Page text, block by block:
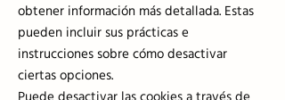
obtener información más detallada. Estas
pueden incluir sus prácticas e
instrucciones sobre cómo desactivar
ciertas opciones.